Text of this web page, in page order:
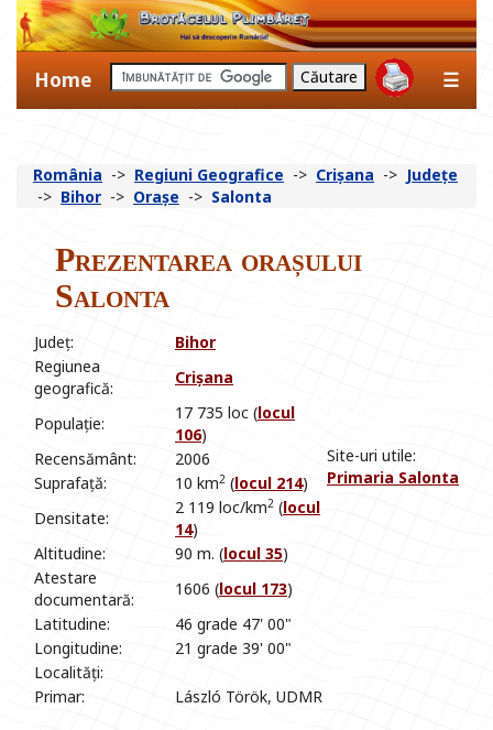
Home ☰
România -> Regiuni Geografice -> Crișana -> Județe
-> Bihor -> Orașe -> Salonta
Prezentarea orașului
Salonta
Județ: Bihor
Site-uri utile:
Primaria Salonta
Regiunea
geografică:
Crișana
Populație:
17 735 loc (locul
106)
Recensământ:
2006
Suprafață:
10 km2 (locul 214)
Densitate:
2 119 loc/km2 (locul
14)
Altitudine:
90 m. (locul 35)
Atestare
documentară:
1606 (locul 173)
Latitudine:
46 grade 47' 00"
Longitudine:
21 grade 39' 00"
Localități:
Primar:
László Török, UDMR